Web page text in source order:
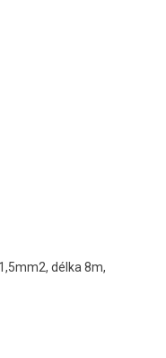
délka 8m,